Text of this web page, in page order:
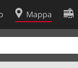
Mappa